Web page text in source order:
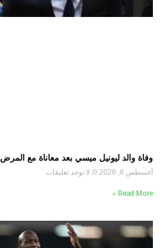
وفاة والد ليونيل ميسي بعد معاناة مع المرض
أغسطس 8, 2026 لا توجد تعليقات
Read More »